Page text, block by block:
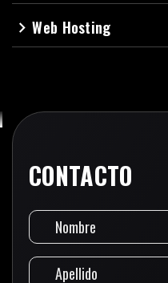
navigate_nextWeb Hosting
CONTACTO